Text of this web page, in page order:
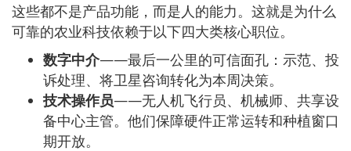
这些都不是产品功能，而是人的能力。这就是为什么
可靠的农业科技依赖于以下四大类核心职位。
数字中介——最后一公里的可信面孔：示范、投
诉处理、将卫星咨询转化为本周决策。
技术操作员——无人机飞行员、机械师、共享设
备中心主管。他们保障硬件正常运转和种植窗口
期开放。